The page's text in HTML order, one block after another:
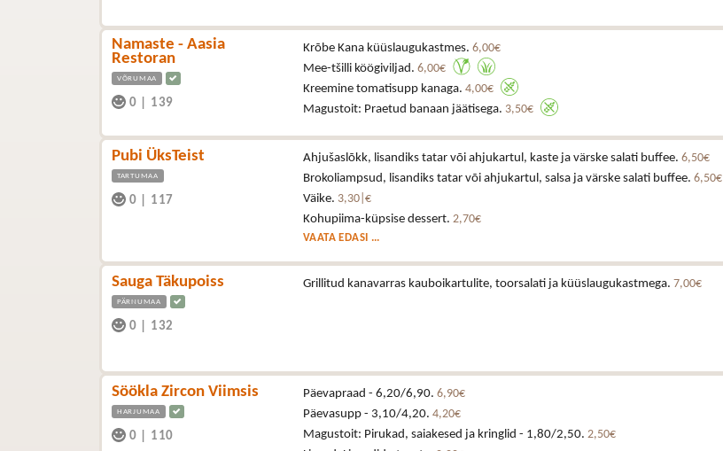
Namaste - Aasia
Restoran
VÕRUMAA
0 139
Krõbe Kana küüslaugukastmes. 6,00€
Mee-tšilli köögiviljad. 6,00€
Kreemine tomatisupp kanaga. 4,00€
Magustoit: Praetud banaan jäätisega. 3,50€
Pubi ÜksTeist
TARTUMAA
0 117
Ahjušaslõkk, lisandiks tatar või ahjukartul, kaste ja värske salati buffee. 6,50€
Brokoliampsud, lisandiks tatar või ahjukartul, salsa ja värske salati buffee. 6,50€
Väike. 3,30|€
Kohupiima-küpsise dessert. 2,70€
VAATA EDASI ...
Sauga Täkupoiss
PÄRNUMAA
0 132
Grillitud kanavarras kauboikartulite, toorsalati ja küüslaugukastmega. 7,00€
Söökla Zircon Viimsis
HARJUMAA
0 110
Päevapraad - 6,20/6,90. 6,90€
Päevasupp - 3,10/4,20. 4,20€
Magustoit: Pirukad, saiakesed ja kringlid - 1,80/2,50. 2,50€